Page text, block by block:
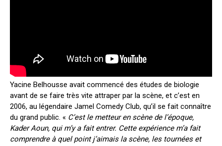
Yacine Belhousse avait commencé des études de biologie
avant de se faire très vite attraper par la scène, et c’est en
2006, au légendaire Jamel Comedy Club, qu’il se fait connaître
du grand public. « C’est le metteur en scène de l’époque,
Kader Aoun, qui m’y a fait entrer. Cette expérience m’a fait
comprendre à quel point j’aimais la scène, les tournées et